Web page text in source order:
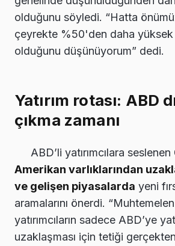
olduğunu söyledi. “Hatta
çeyrekte %50'den daha yüksek
olduğunu düşünüyorum” dedi.
Yatırım rotası: ABD
çıkma zamanı
ABD’li yatırımcılara
Amerikan varlıklarından
ve gelişen piyasalarda yeni
aramalarını önerdi.
yatırımcıların sadece ABD’ye
uzaklaşması için tetiği